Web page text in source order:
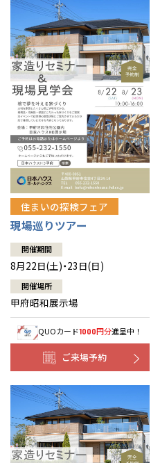
住まいの探検フェア
現場巡りツアー
開催期間
8月22日(土)・23日(日)
開催場所
甲府昭和展示場
QUOカード1000円分進呈中！
ご来場予約